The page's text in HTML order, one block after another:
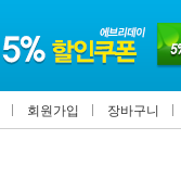
회원가입 장바구니